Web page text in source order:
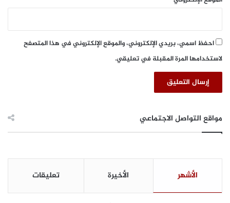
احفظ اسمي، بريدي الإلكتروني، والموقع الإلكتروني في هذا المتصفح
لاستخدامها المرة المقبلة في تعليقي.
مواقع التواصل الاجتماعي
الأشهر الأخيرة تعليقات